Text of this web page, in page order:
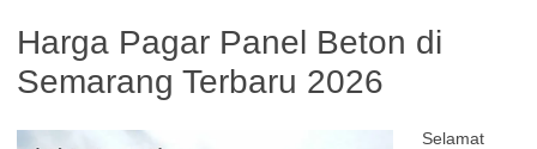
Harga Pagar Panel Beton di
Semarang Terbaru 2026
Selamat